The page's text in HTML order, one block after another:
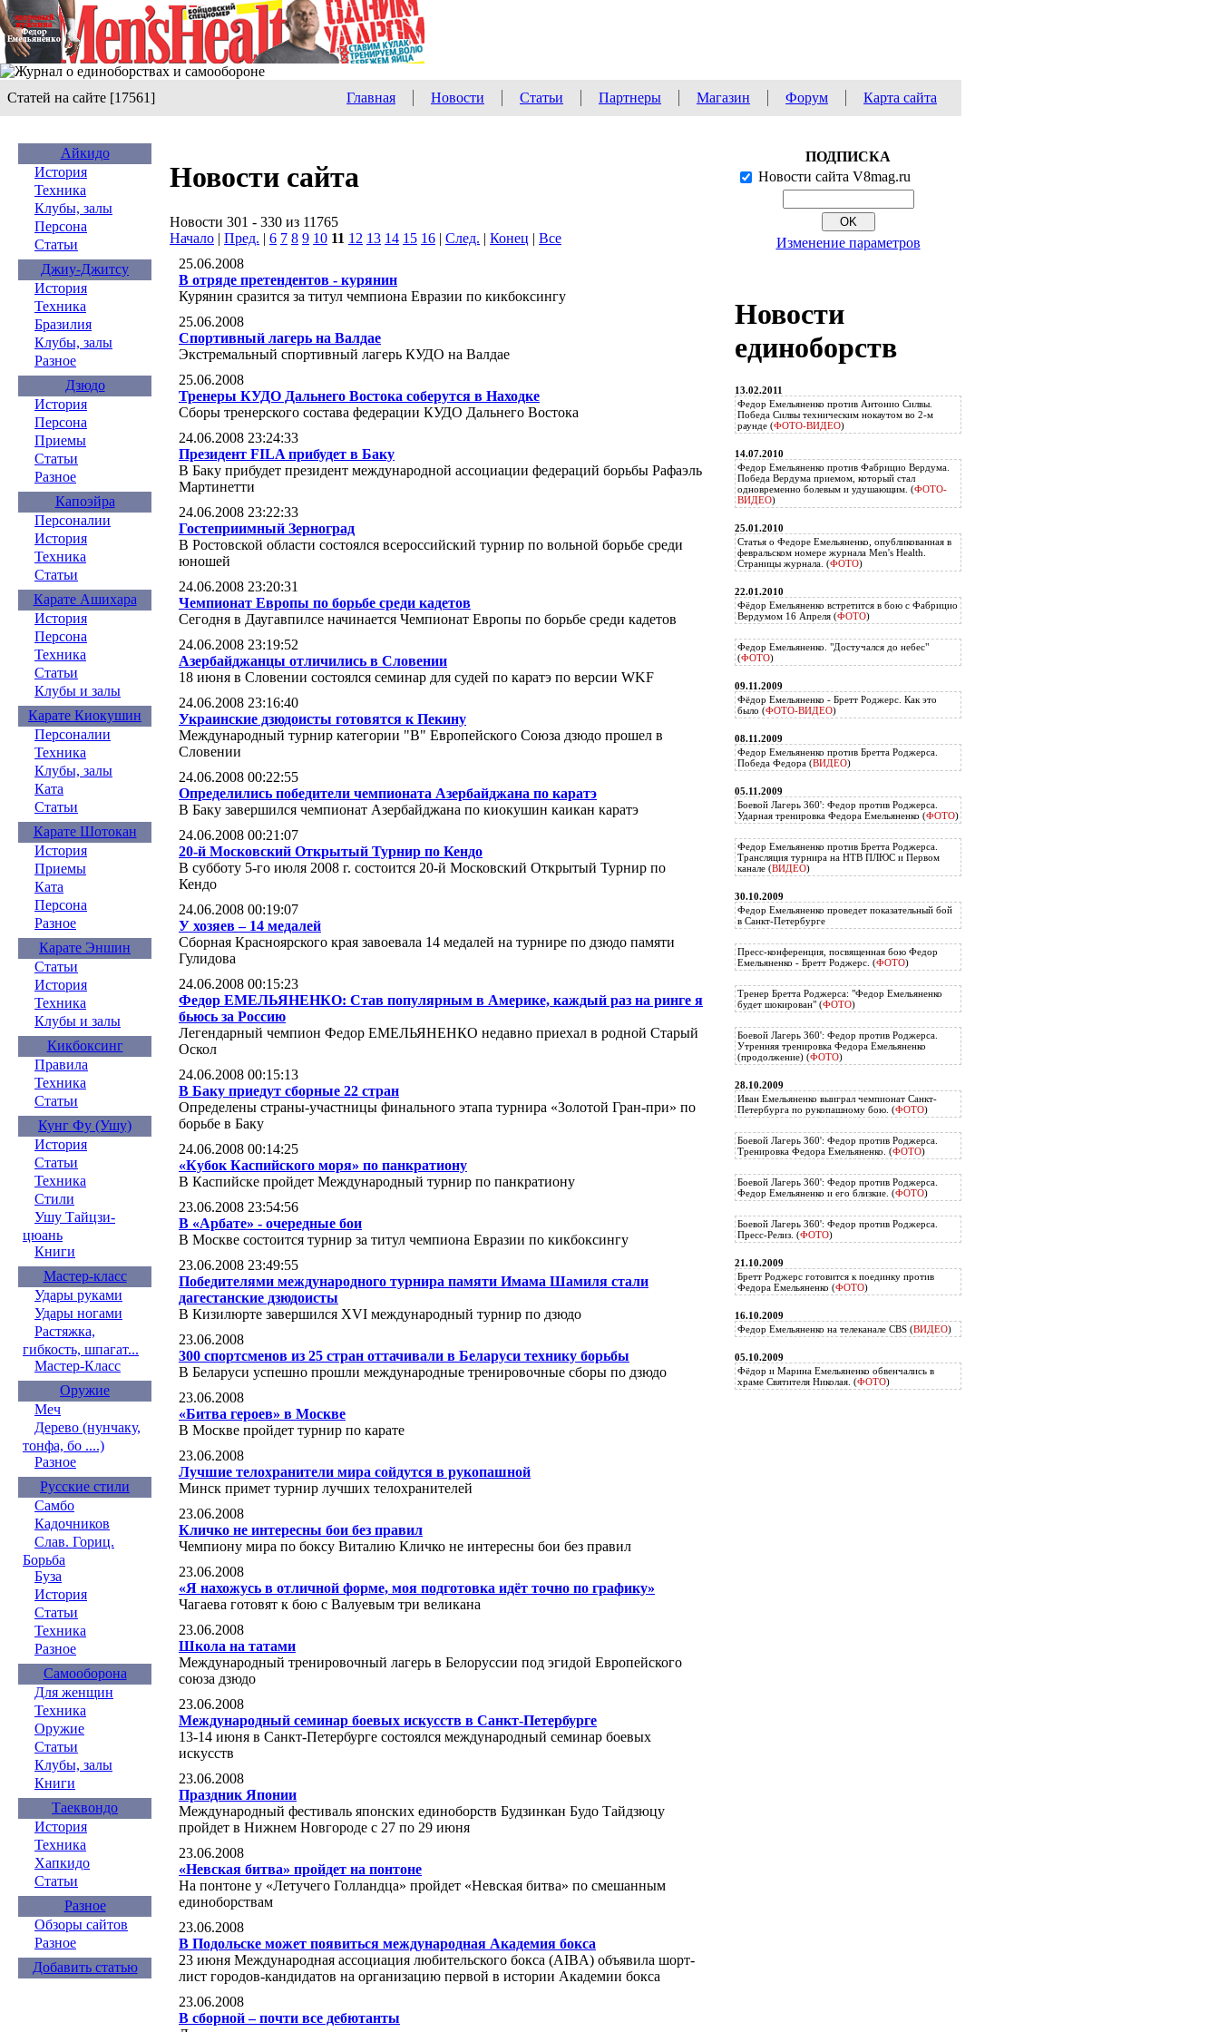
Статей на сайте [17561] Главная Новости Статьи Партнеры Магазин Форум Карта сайта
Айкидо
История
Техника
Клубы, залы
Персона
Статьи
Джиу-Джитсу
История
Техника
Бразилия
Клубы, залы
Разное
Дзюдо
История
Персона
Приемы
Статьи
Разное
Капоэйра
Персоналии
История
Техника
Статьи
Карате Ашихара
История
Персона
Техника
Статьи
Клубы и залы
Карате Киокушин
Персоналии
Техника
Клубы, залы
Ката
Статьи
Карате Шотокан
История
Приемы
Ката
Персона
Разное
Карате Эншин
Статьи
История
Техника
Клубы и залы
Кикбоксинг
Правила
Техника
Статьи
Кунг Фу (Ушу)
История
Статьи
Техника
Стили
Ушу Тайцзи-
цюань
Книги
Мастер-класс
Удары руками
Удары ногами
Растяжка,
гибкость, шпагат...
Мастер-Класс
Оружие
Меч
Дерево (нунчаку,
тонфа, бо ....)
Разное
Русские стили
Самбо
Кадочников
Слав. Гориц.
Борьба
Буза
История
Статьи
Техника
Разное
Самооборона
Для женщин
Техника
Оружие
Статьи
Клубы, залы
Книги
Таеквондо
История
Техника
Хапкидо
Статьи
Разное
Обзоры сайтов
Разное
Добавить статью
Новости сайта
Новости 301 - 330 из 11765
Начало | Пред. | 6 7 8 9 10 11 12 13 14 15 16 | След. | Конец | Все
25.06.2008
В отряде претендентов - курянин
Курянин сразится за титул чемпиона Евразии по кикбоксингу
25.06.2008
Спортивный лагерь на Валдае
Экстремальный спортивный лагерь КУДО на Валдае
25.06.2008
Тренеры КУДО Дальнего Востока соберутся в Находке
Сборы тренерского состава федерации КУДО Дальнего Востока
24.06.2008 23:24:33
Президент FILA прибудет в Баку
В Баку прибудет президент международной ассоциации федераций борьбы Рафаэль
Мартинетти
24.06.2008 23:22:33
Гостеприимный Зерноград
В Ростовской области состоялся всероссийский турнир по вольной борьбе среди
юношей
24.06.2008 23:20:31
Чемпионат Европы по борьбе среди кадетов
Сегодня в Даугавпилсе начинается Чемпионат Европы по борьбе среди кадетов
24.06.2008 23:19:52
Азербайджанцы отличились в Словении
18 июня в Словении состоялся семинар для судей по каратэ по версии WKF
24.06.2008 23:16:40
Украинские дзюдоисты готовятся к Пекину
Международный турнир категории "В" Европейского Союза дзюдо прошел в
Словении
24.06.2008 00:22:55
Определились победители чемпионата Азербайджана по каратэ
В Баку завершился чемпионат Азербайджана по киокушин каикан каратэ
24.06.2008 00:21:07
20-й Московский Открытый Турнир по Кендо
В субботу 5-го июля 2008 г. состоится 20-й Московский Открытый Турнир по
Кендо
24.06.2008 00:19:07
У хозяев – 14 медалей
Сборная Красноярского края завоевала 14 медалей на турнире по дзюдо памяти
Гулидова
24.06.2008 00:15:23
Федор ЕМЕЛЬЯНЕНКО: Став популярным в Америке, каждый раз на ринге я
бьюсь за Россию
Легендарный чемпион Федор ЕМЕЛЬЯНЕНКО недавно приехал в родной Старый
Оскол
24.06.2008 00:15:13
В Баку приедут сборные 22 стран
Определены страны-участницы финального этапа турнира «Золотой Гран-при» по
борьбе в Баку
24.06.2008 00:14:25
«Кубок Каспийского моря» по панкратиону
В Каспийске пройдет Международный турнир по панкратиону
23.06.2008 23:54:56
В «Арбате» - очередные бои
В Москве состоится турнир за титул чемпиона Евразии по кикбоксингу
23.06.2008 23:49:55
Победителями международного турнира памяти Имама Шамиля стали
дагестанские дзюдоисты
В Кизилюрте завершился XVI международный турнир по дзюдо
23.06.2008
300 спортсменов из 25 стран оттачивали в Беларуси технику борьбы
В Беларуси успешно прошли международные тренировочные сборы по дзюдо
23.06.2008
«Битва героев» в Москве
В Москве пройдет турнир по карате
23.06.2008
Лучшие телохранители мира сойдутся в рукопашной
Минск примет турнир лучших телохранителей
23.06.2008
Кличко не интересны бои без правил
Чемпиону мира по боксу Виталию Кличко не интересны бои без правил
23.06.2008
«Я нахожусь в отличной форме, моя подготовка идёт точно по графику»
Чагаева готовят к бою с Валуевым три великана
23.06.2008
Школа на татами
Международный тренировочный лагерь в Белоруссии под эгидой Европейского
союза дзюдо
23.06.2008
Международный семинар боевых искусств в Санкт-Петербурге
13-14 июня в Санкт-Петербурге состоялся международный семинар боевых
искусств
23.06.2008
Праздник Японии
Международный фестиваль японских единоборств Будзинкан Будо Тайдзюцу
пройдет в Нижнем Новгороде с 27 по 29 июня
23.06.2008
«Невская битва» пройдет на понтоне
На понтоне у «Летучего Голландца» пройдет «Невская битва» по смешанным
единоборствам
23.06.2008
В Подольске может появиться международная Академия бокса
23 июня Международная ассоциация любительского бокса (AIBA) объявила шорт-
лист городов-кандидатов на организацию первой в истории Академии бокса
23.06.2008
В сборной – почти все дебютанты
ПОДПИСКА
Новости сайта V8mag.ru
Изменение параметров
Новости
единоборств
13.02.2011
Федор Емельяненко против Антонио Силвы.
Победа Силвы техническим нокаутом во 2-м
раунде (ФОТО-ВИДЕО)
14.07.2010
Федор Емельяненко против Фабрицио Вердума.
Победа Вердума приемом, который стал
одновременно болевым и удушающим. (ФОТО-
ВИДЕО)
25.01.2010
Статья о Федоре Емельяненко, опубликованная в
февральском номере журнала Men's Health.
Страницы журнала. (ФОТО)
22.01.2010
Фёдор Емельяненко встретится в бою с Фабрицио
Вердумом 16 Апреля (ФОТО)
Федор Емельяненко. "Достучался до небес"
(ФОТО)
09.11.2009
Фёдор Емельяненко - Бретт Роджерс. Как это
было (ФОТО-ВИДЕО)
08.11.2009
Федор Емельяненко против Бретта Роджерса.
Победа Федора (ВИДЕО)
05.11.2009
Боевой Лагерь 360': Федор против Роджерса.
Ударная тренировка Федора Емельяненко (ФОТО)
Федор Емельяненко против Бретта Роджерса.
Трансляция турнира на НТВ ПЛЮС и Первом
канале (ВИДЕО)
30.10.2009
Федор Емельяненко проведет показательный бой
в Санкт-Петербурге
Пресс-конференция, посвященная бою Федор
Емельяненко - Бретт Роджерс. (ФОТО)
Тренер Бретта Роджерса: "Федор Емельяненко
будет шокирован" (ФОТО)
Боевой Лагерь 360': Федор против Роджерса.
Утренняя тренировка Федора Емельяненко
(продолжение) (ФОТО)
28.10.2009
Иван Емельяненко выиграл чемпионат Санкт-
Петербурга по рукопашному бою. (ФОТО)
Боевой Лагерь 360': Федор против Роджерса.
Тренировка Федора Емельяненко. (ФОТО)
Боевой Лагерь 360': Федор против Роджерса.
Федор Емельяненко и его близкие. (ФОТО)
Боевой Лагерь 360': Федор против Роджерса.
Пресс-Релиз. (ФОТО)
21.10.2009
Бретт Роджерс готовится к поединку против
Федора Емельяненко (ФОТО)
16.10.2009
Федор Емельяненко на телеканале CBS (ВИДЕО)
05.10.2009
Фёдор и Марина Емельяненко обвенчались в
храме Святителя Николая. (ФОТО)